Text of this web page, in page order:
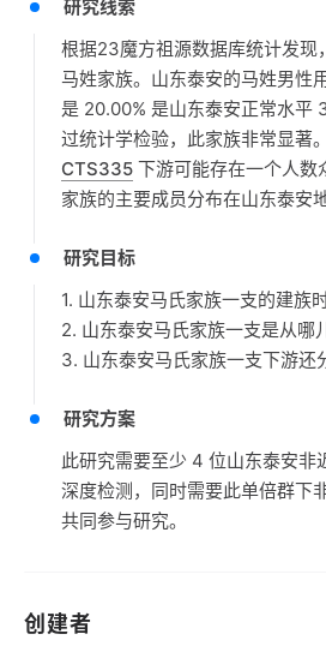
研究线索
根据23魔方祖源数据库统计发现
马姓家族。山东泰安的马姓男性
是 20.00% 是山东泰安正常水平
过统计学检验，此家族非常显著
CTS335 下游可能存在一个人数
家族的主要成员分布在山东泰安地
研究目标
1. 山东泰安马氏家族一支的建族
2. 山东泰安马氏家族一支是从哪
3. 山东泰安马氏家族一支下游还
研究方案
此研究需要至少 4 位山东泰安非
深度检测，同时需要此单倍群下
共同参与研究。
创建者